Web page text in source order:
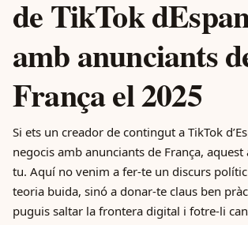
de TikTok
amb anunciants
França el 2025
Si ets un creador de contingut a TikTok
negocis amb anunciants de França, aquest
tu. Aquí no venim a fer-te un discurs
teoria buida, sinó a donar-te claus ben
puguis saltar la frontera digital i fotre-li